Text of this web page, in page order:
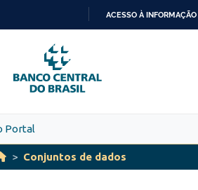
PARA
O
CONTEÚDO
ACESSO À INFORMAÇÃO
Portal
Conjuntos de dados